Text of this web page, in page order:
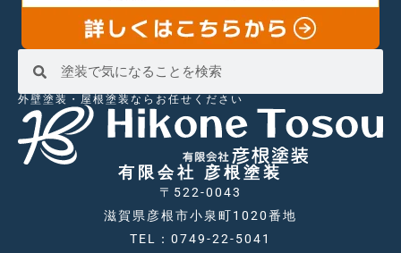
外壁塗装・屋根塗装ならお任せください
有限会社 彦根塗装
〒522-0043
滋賀県彦根市小泉町1020番地
TEL：0749-22-5041